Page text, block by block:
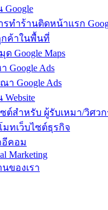
Google
รทำร้านติดหน้าแรก
กค้าในพื้นที่
Google Maps
Google Ads
า Google Ads
ซต์สำหรับ ผู้รับเหมา/วิศว
มทเว็บไซต์ธุรกิจ
อีคอม
Marketing
นของเรา